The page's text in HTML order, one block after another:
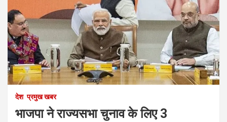
देश प्रमुख खबर
भाजपा ने राज्यसभा चुनाव के लिए 3